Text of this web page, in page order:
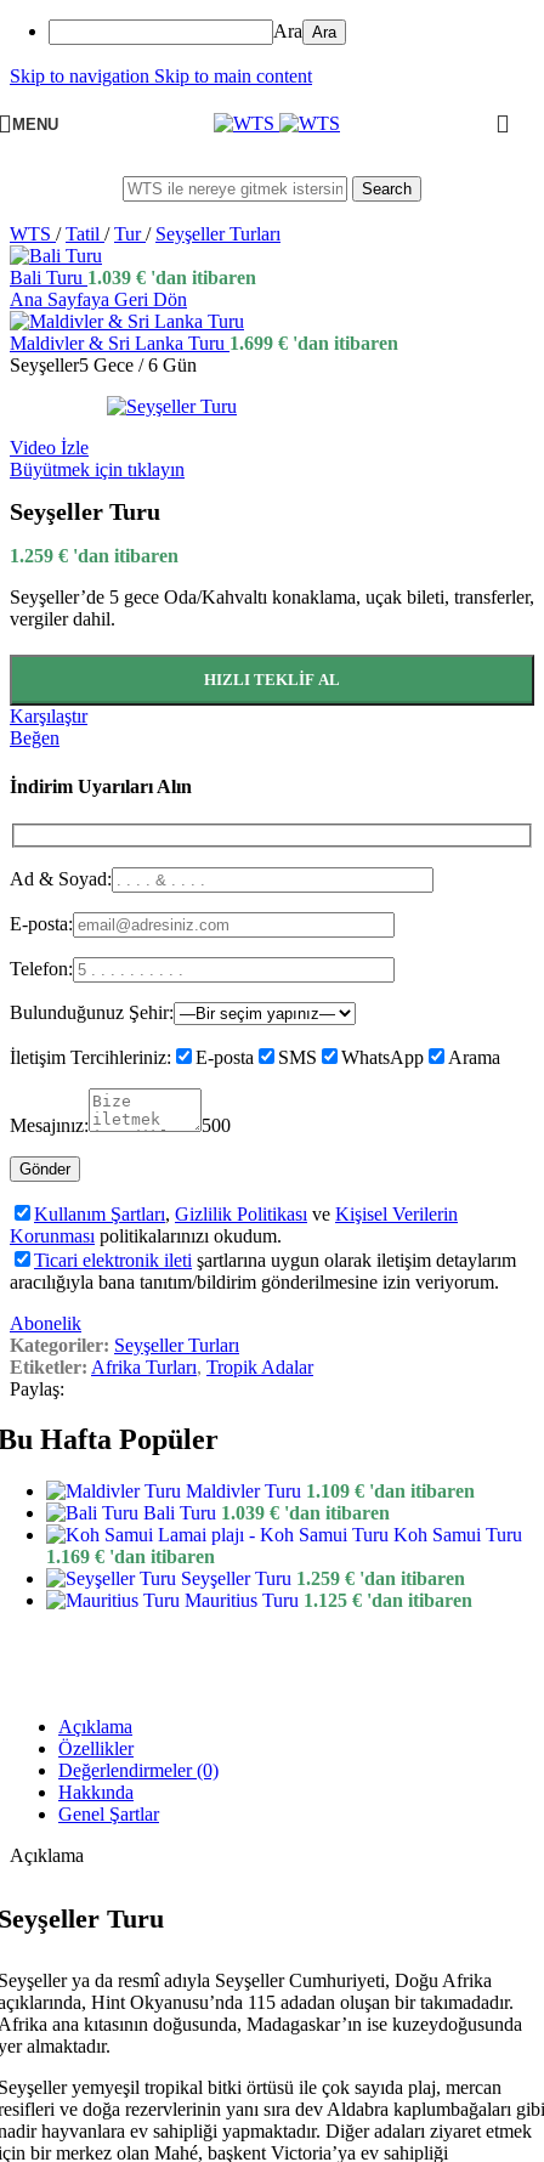
Ara
Skip to navigation Skip to main content
MENU
Search
WTS / Tatil / Tur/ Seyşeller Turları
Bali Turu 1.039 € 'dan itibaren
Ana Sayfaya Geri Dön
Maldivler & Sri Lanka Turu 1.699 € 'dan itibaren
Seyşeller5 Gece / 6 Gün
Video İzle
Büyütmek için tıklayın
Seyşeller Turu
1.259 € 'dan itibaren
Seyşeller’de 5 gece Oda/Kahvaltı konaklama, uçak bileti, transferler,
vergiler dahil.
HIZLI TEKLIF AL
Karşılaştır
Beğen
İndirim Uyarıları Alın
Ad & Soyad:
E-posta:
Telefon:
Bulunduğunuz Şehir:
İletişim Tercihleriniz: E-posta SMS WhatsApp Arama
Mesajınız: 500
Kullanım Şartları, Gizlilik Politikası ve Kişisel Verilerin
Korunması politikalarınızı okudum.
Ticari elektronik ileti şartlarına uygun olarak iletişim detaylarım
aracılığıyla bana tanıtım/bildirim gönderilmesine izin veriyorum.
Abonelik
Kategoriler: Seyşeller Turları
Etiketler: Afrika Turları, Tropik Adalar
Paylaş:
Hafta Popüler
Maldivler Turu 1.109 € 'dan itibaren
Bali Turu 1.039 € 'dan itibaren
Koh Samui Turu
1.169 € 'dan itibaren
Seyşeller Turu 1.259 € 'dan itibaren
Mauritius Turu 1.125 € 'dan itibaren
Açıklama
Özellikler
Değerlendirmeler (0)
Hakkında
Genel Şartlar
Açıklama
Turu
ya da resmî adıyla Seyşeller Cumhuriyeti, Doğu Afrika
Hint Okyanusu’nda 115 adadan oluşan bir takımadadır.
ana kıtasının doğusunda, Madagaskar’ın ise kuzeydoğusunda
almaktadır.
yemyeşil tropikal bitki örtüsü ile çok sayıda plaj, mercan
ve doğa rezervlerinin yanı sıra dev Aldabra kaplumbağaları gibi
hayvanlara ev sahipliği yapmaktadır. Diğer adaları ziyaret etmek
bir merkez olan Mahé, başkent Victoria’ya ev sahipliği